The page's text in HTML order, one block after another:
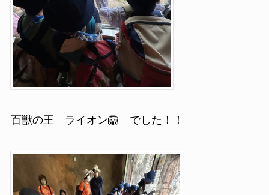
百獣の王 ライオン🦁 でした！！